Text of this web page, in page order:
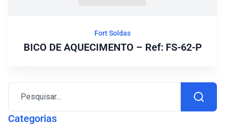
Fort Soldas
BICO DE AQUECIMENTO – Ref: FS-62-P
Pesquisar...
Categorias